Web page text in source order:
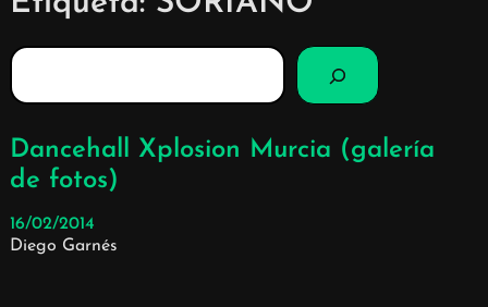
B
u
c
a
r
Dancehall Xplosion Murcia (galería
de fotos)
16/02/2014
Diego Garnés